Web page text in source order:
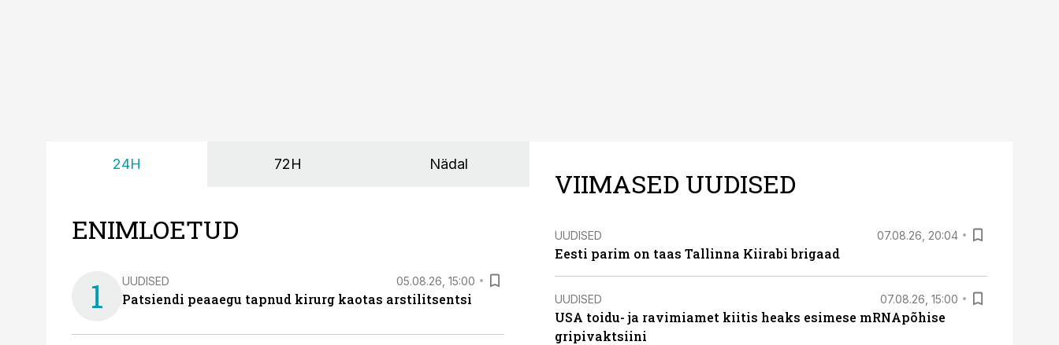
24H 72H Nädal
ENIMLOETUD
1 UUDISED 05.08.26, 15:00
Patsiendi peaaegu tapnud kirurg kaotas arstilitsentsi
VIIMASED UUDISED
UUDISED 07.08.26, 20:04
Eesti parim on taas Tallinna Kiirabi brigaad
UUDISED 07.08.26, 15:00
USA toidu- ja ravimiamet kiitis heaks esimese mRNApõhise
gripivaktsiini